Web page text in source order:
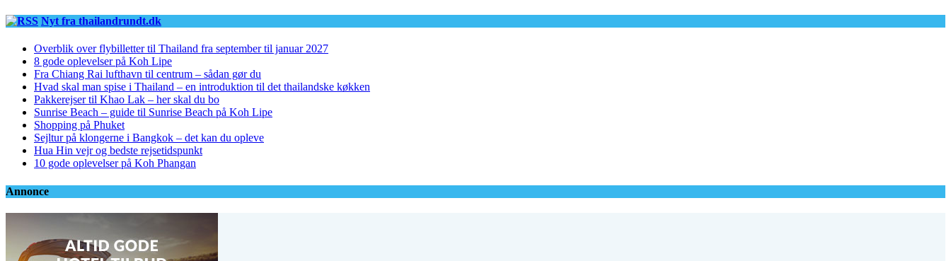
Nyt fra thailandrundt.dk
Overblik over flybilletter til Thailand fra september til januar 2027
8 gode oplevelser på Koh Lipe
Fra Chiang Rai lufthavn til centrum – sådan gør du
Hvad skal man spise i Thailand – en introduktion til det thailandske køkken
Pakkerejser til Khao Lak – her skal du bo
Sunrise Beach – guide til Sunrise Beach på Koh Lipe
Shopping på Phuket
Sejltur på klongerne i Bangkok – det kan du opleve
Hua Hin vejr og bedste rejsetidspunkt
10 gode oplevelser på Koh Phangan
Annonce